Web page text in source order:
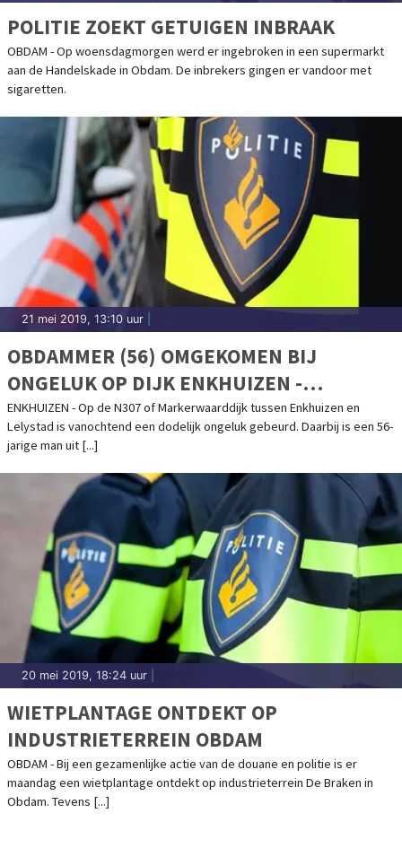
POLITIE ZOEKT GETUIGEN INBRAAK
OBDAM - Op woensdagmorgen werd er ingebroken in een supermarkt
aan de Handelskade in Obdam. De inbrekers gingen er vandoor met
sigaretten.
21 mei 2019, 13:10 uur
OBDAMMER (56) OMGEKOMEN BIJ
ONGELUK OP DIJK ENKHUIZEN -
LELYSTAD
ENKHUIZEN - Op de N307 of Markerwaarddijk tussen Enkhuizen en
Lelystad is vanochtend een dodelijk ongeluk gebeurd. Daarbij is een 56-
jarige man uit [...]
20 mei 2019, 18:24 uur
WIETPLANTAGE ONTDEKT OP
INDUSTRIETERREIN OBDAM
OBDAM - Bij een gezamenlijke actie van de douane en politie is er
maandag een wietplantage ontdekt op industrieterrein De Braken in
Obdam. Tevens [...]